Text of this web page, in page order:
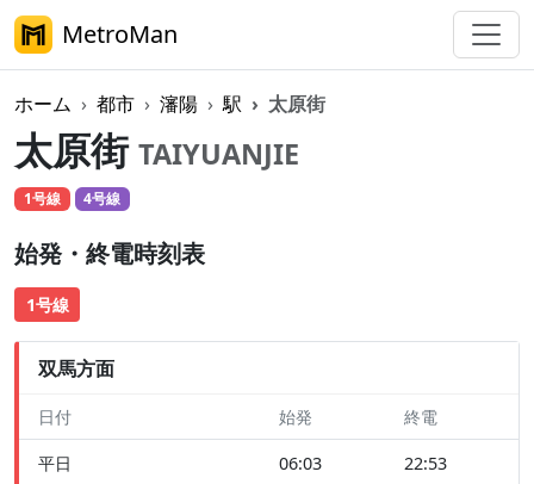
MetroMan
ホーム 都市 瀋陽 駅 太原街
太原街 TAIYUANJIE
1号線 4号線
始発・終電時刻表
1号線
双馬方面
日付 始発 終電
平日 06:03 22:53